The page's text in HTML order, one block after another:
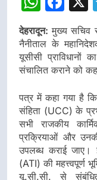
देहरादून:मुख्य सचिव
नैनीताल के
यूसीसी प्राविधानों
संचालित कराने को
पत्र में कहा गया है कि
संहिता (UCC) के
सभी राजकीय
प्रक्रियाओं और
उपलब्ध कराई जाए।
(ATI) की महत्त्वपूर्ण
यू.सी.सी. से